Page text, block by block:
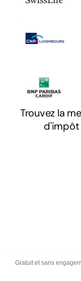
Gratuit et sans